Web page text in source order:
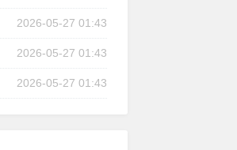
2026-05-27 01:43
2026-05-27 01:43
2026-05-27 01:43